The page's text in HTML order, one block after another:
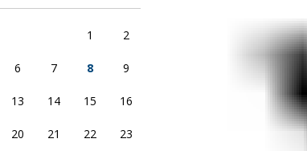
1 2
6 7 8 9
13 14 15 16
20 21 22 23